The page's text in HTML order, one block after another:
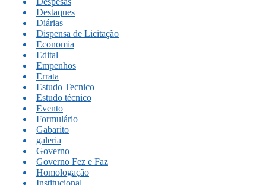
Destaques
Diárias
Dispensa de Licitação
Economia
Edital
Empenhos
Errata
Estudo Tecnico
Estudo técnico
Evento
Formulário
Gabarito
galeria
Governo
Governo Fez e Faz
Homologação
Institucional